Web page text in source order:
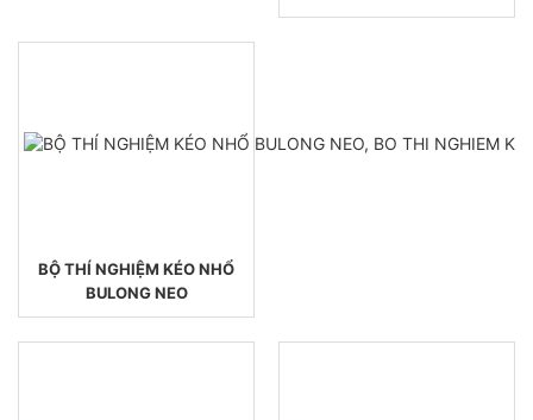
BỘ THÍ NGHIỆM KÉO NHỔ
BULONG NEO